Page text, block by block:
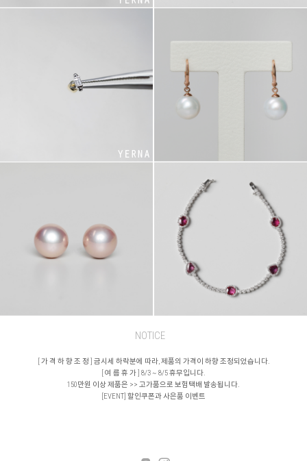
NOTICE
[ 가 격 하 향 조 정 ] 금시세 하락분에 따라, 제품의 가격이 하향 조정되었습니다.
[ 여 름 휴 가 ] 8/3 ~ 8/5 휴무입니다.
150만원 이상 제품은 >> 고가품으로 보험택배 발송됩니다.
[EVENT] 할인쿠폰과 사은품 이벤트